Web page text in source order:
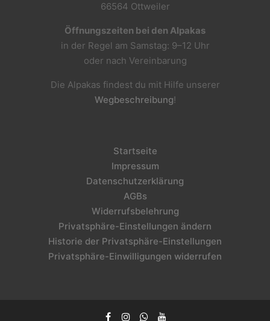
66564 Ottweiler
Öffnungszeiten bei den Alpakas
in der Regel am Samstag: 9–12 Uhr
oder nach Vereinbarung
Die Alpakas findest du mit Hilfe unserer
Wegbeschreibung!
Startseite
Impressum
Datenschutzerklärung
AGBs
Widerrufsbelehrung
Privatsphäre-Einstellungen ändern
Historie der Privatsphäre-Einstellungen
Privatsphäre-Einwilligungen widerrufen